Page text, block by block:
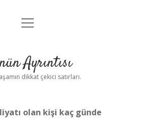
Anasayfa
Yasal Uyarı
menüyü
Ayrıntısı
dikkat çekici satırları.
olan kişi kaç günde